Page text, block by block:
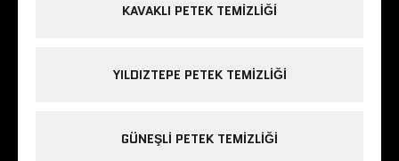
KAVAKLI PETEK TEMIZLIĞI
YILDIZTEPE PETEK TEMIZLIĞI
GÜNEŞLI PETEK TEMIZLIĞI